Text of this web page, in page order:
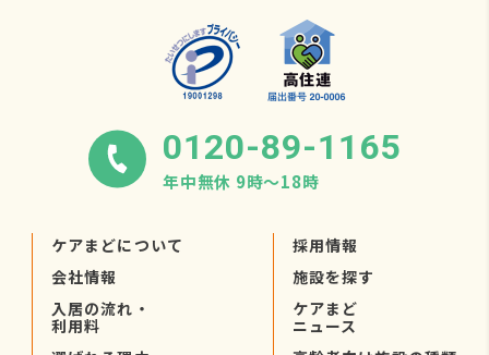
0120-89-1165
年中無休 9時〜18時
ケアまどについて
会社情報
入居の流れ・
利用料
採用情報
施設を探す
ケアまど
ニュース